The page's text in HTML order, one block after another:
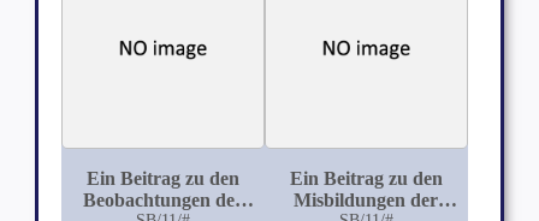
Ein Beitrag zu den
Beobachtungen der
Ein Beitrag zu den
Misbildungen der